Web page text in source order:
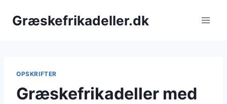
Græskefrikadeller.dk
OPSKRIFTER
Græskefrikadeller med